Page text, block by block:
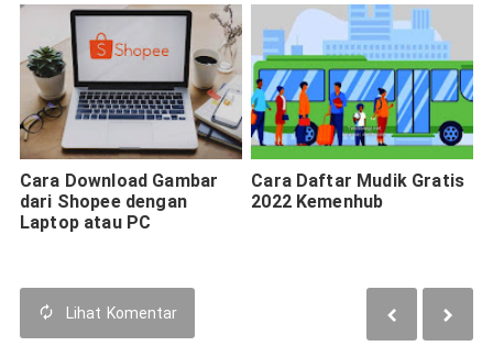
Cara Download Gambar
dari Shopee dengan
Laptop atau PC
Cara Daftar Mudik Gratis
2022 Kemenhub
Lihat Komentar